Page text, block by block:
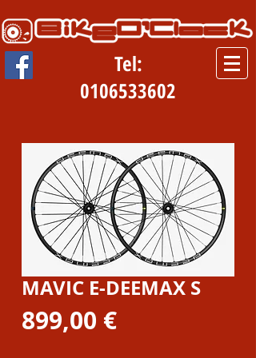
Tel:
0106533602
MAVIC E-DEEMAX S
899,00 €Prezzo